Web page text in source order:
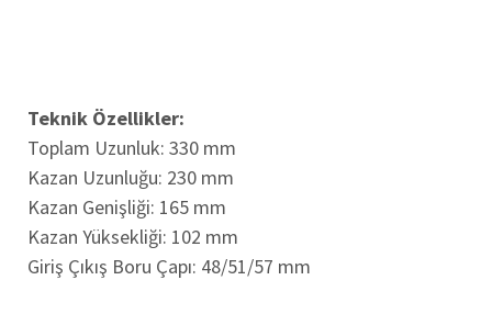
Teknik Özellikler:
Toplam Uzunluk: 330 mm
Kazan Uzunluğu: 230 mm
Kazan Genişliği: 165 mm
Kazan Yüksekliği: 102 mm
Giriş Çıkış Boru Çapı: 48/51/57 mm